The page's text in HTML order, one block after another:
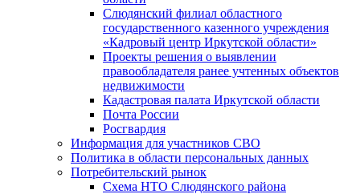
Слюдянский филиал областного
государственного казенного учреждения
«Кадровый центр Иркутской области»
Проекты решения о выявлении
правообладателя ранее учтенных объектов
недвижимости
Кадастровая палата Иркутской области
Почта России
Росгвардия
Информация для участников СВО
Политика в области персональных данных
Потребительский рынок
Схема НТО Слюдянского района